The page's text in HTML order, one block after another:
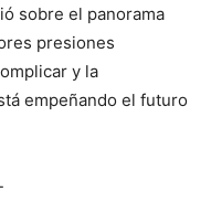
sobre el panorama
presiones
y la
empeñando el futuro